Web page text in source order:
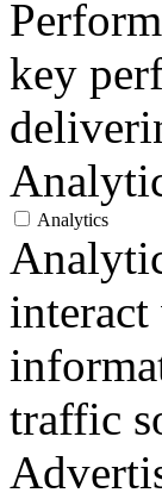
key
Analytics
traffic